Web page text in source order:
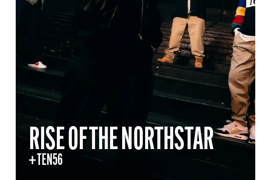
RISE OF THE NORTHSTAR
+ TEN56